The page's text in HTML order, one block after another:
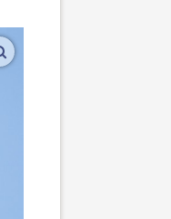
vergroot afbeeldingen